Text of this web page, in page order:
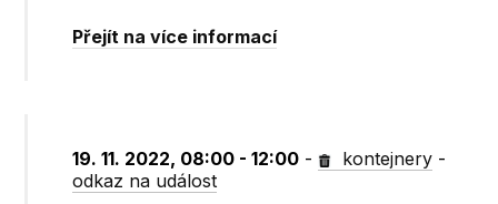
Přejít na více informací
19. 11. 2022, 08:00 - 12:00 - kontejnery -
odkaz na událost